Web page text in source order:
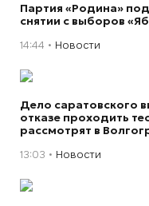
Партия «Родина»
снятии с выборов
14:44 Новости
Дело саратовского
отказе проходить
рассмотрят в
13:03 Новости